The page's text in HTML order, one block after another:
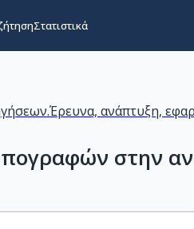
Στατιστικά
ανάπτυξη,
στην